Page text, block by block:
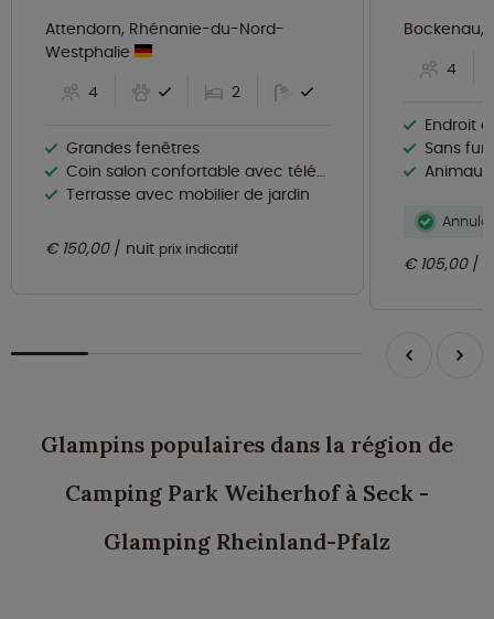
Attendorn, Rhénanie-du-Nord-
Westphalie
4
2
Grandes fenêtres
Coin salon confortable avec télévision
Terrasse avec mobilier de jardin
€ 150,00 nuit prix indicatif
Bockenau,
4
Endroit
Sans
€ 105,00
Glampins populaires dans la région de
Camping Park Weiherhof à Seck -
Glamping Rheinland-Pfalz